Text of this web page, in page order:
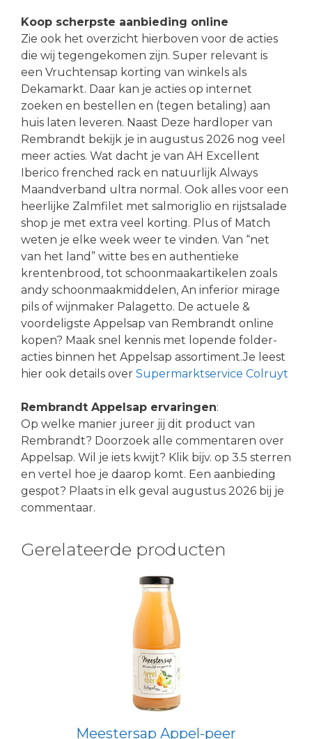
Koop scherpste aanbieding online
Zie ook het overzicht hierboven voor de acties
die wij tegengekomen zijn. Super relevant is
een Vruchtensap korting van winkels als
Dekamarkt. Daar kan je acties op internet
zoeken en bestellen en (tegen betaling) aan
huis laten leveren. Naast Deze hardloper van
Rembrandt bekijk je in augustus 2026 nog veel
meer acties. Wat dacht je van AH Excellent
Iberico frenched rack en natuurlijk Always
Maandverband ultra normal. Ook alles voor een
heerlijke Zalmfilet met salmoriglio en rijstsalade
shop je met extra veel korting. Plus of Match
weten je elke week weer te vinden. Van “net
van het land” witte bes en authentieke
krentenbrood, tot schoonmaakartikelen zoals
andy schoonmaakmiddelen, An inferior mirage
pils of wijnmaker Palagetto. De actuele &
voordeligste Appelsap van Rembrandt online
kopen? Maak snel kennis met lopende folder-
acties binnen het Appelsap assortiment.Je leest
hier ook details over Supermarktservice Colruyt
Rembrandt Appelsap ervaringen:
Op welke manier jureer jij dit product van
Rembrandt? Doorzoek alle commentaren over
Appelsap. Wil je iets kwijt? Klik bijv. op 3.5 sterren
en vertel hoe je daarop komt. Een aanbieding
gespot? Plaats in elk geval augustus 2026 bij je
commentaar.
Gerelateerde producten
Meestersap Appel-peer